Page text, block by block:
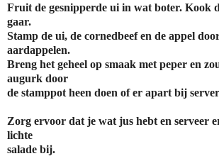
Fruit de gesnipperde ui in wat boter. Kook
gaar.
Stamp de ui, de cornedbeef en de appel
aardappelen.
Breng het geheel op smaak met peper en
augurk door
de stamppot heen doen of er apart bij
Zorg ervoor dat je wat jus hebt en serveer
lichte
salade bij.